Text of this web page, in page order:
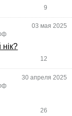
9
03 мая 2025
12
30 апреля 2025
26